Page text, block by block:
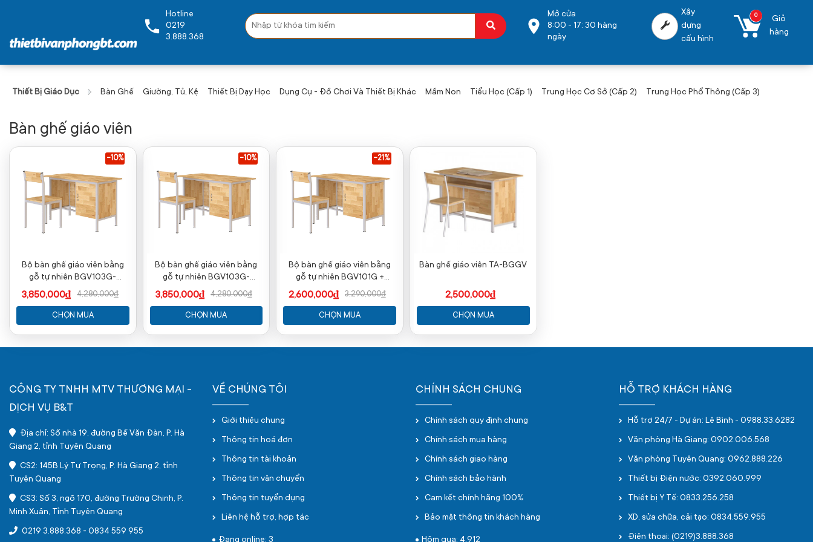
Hotline
0219
3.888.368
Mở cửa
8:00 - 17: 30 hàng
ngày
Xây
dựng
cấu hình
0
Giỏ
hàng
Thiết Bị Giáo Dục Bàn Ghế Giường, Tủ, Kệ Thiết Bị Dạy Học Dụng Cụ - Đồ Chơi Và Thiết Bị Khác Mầm Non Tiểu Học (Cấp 1) Trung Học Cơ Sở (Cấp 2) Trung Học Phổ Thông (Cấp 3)
Bàn ghế giáo viên
Bộ bàn ghế giáo viên bằng
gỗ tự nhiên BGV103G-
GGV103G (The one )
3,850,000₫ 4,280,000₫
-10%
CHỌN MUA
Bộ bàn ghế giáo viên bằng
gỗ tự nhiên BGV103G-
GGV103G (The one )
3,850,000₫ 4,280,000₫
-10%
CHỌN MUA
Bộ bàn ghế giáo viên bằng
gỗ tự nhiên BGV101G +
GGV101G (The one )
2,600,000₫ 3,290,000₫
-21%
CHỌN MUA
Bàn ghế giáo viên TA-BGGV
2,500,000₫
CHỌN MUA
CÔNG TY TNHH MTV THƯƠNG MẠI -
DỊCH VỤ B&T
Địa chỉ: Số nhà 19, đường Bế Văn Đàn, P. Hà
Giang 2, tỉnh Tuyên Quang
CS2: 145B Lý Tự Trọng, P. Hà Giang 2, tỉnh
Tuyên Quang
CS3: Số 3, ngõ 170, đường Trường Chinh, P.
Minh Xuân, Tỉnh Tuyên Quang
0219 3.888.368 - 0834 559 955
VỀ CHÚNG TÔI
Giới thiệu chung
Thông tin hoá đơn
Thông tin tài khoản
Thông tin vận chuyển
Thông tin tuyển dụng
Liên hệ hỗ trợ, hợp tác
CHÍNH SÁCH CHUNG
Chính sách quy định chung
Chính sách mua hàng
Chính sách giao hàng
Chính sách bảo hành
Cam kết chính hãng 100%
Bảo mật thông tin khách hàng
HỖ TRỢ KHÁCH HÀNG
Hỗ trợ 24/7 - Dự án: Lê Bình - 0988.33.6282
Văn phòng Hà Giang: 0902.006.568
Văn phòng Tuyên Quang: 0962.888.226
Thiết bị Điện nước: 0392.060.999
Thiết bị Y Tế: 0833.256.258
XD, sửa chữa, cải tạo: 0834.559.955
Điện thoại: (0219)3.888.368